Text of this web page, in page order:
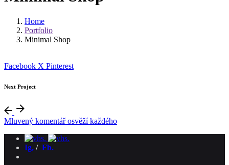
Home
Portfolio
Minimal Shop
Facebook X Pinterest
Next Project
Mluvený komentář osvěží každého
Ig, / Fb.